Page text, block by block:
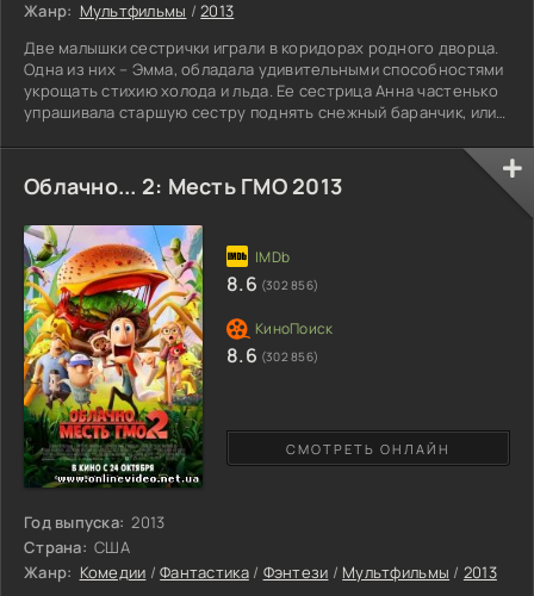
Жанр: Мультфильмы /2013
Две малышки сестрички играли в коридорах родного дворца.
Одна из них – Эмма, обладала удивительными способностями
укрощать стихию холода и льда. Ее сестрица Анна частенько
упрашивала старшую сестру поднять снежный баранчик, или
шалостям, Эмма ранила сестру. Благодаря добрым каменным
троллям удалось спасти принцессу, но память про это
происшествие пришлось стереть. После этого Эмма
Облачно... 2: Месть ГМО 2013
Год выпуска: 2013
Страна: США
Жанр: Комедии /Фантастика/ Фэнтези / Мультфильмы / 2013
СМОТРЕТЬ ОНЛАЙН
8.6 (302 856)
8.6 (302 856)